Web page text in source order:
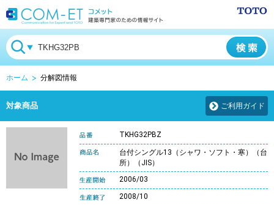
ホーム 分解図情報
対象商品 ご利用ガイド
TKHG32PBZ
台付シングル13（シャワ・ソフト・寒）（台
所）（JIS）
2006/03
2008/10